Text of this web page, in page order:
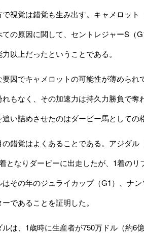
で視覚は錯覚も生み出す。キャメロッ
ての原因に関して、セントレジャーS（
以上だったということである。
因でキャメロットの可能性が薄められ
れもなく、その加速力は持久力勝負で
追い詰めさせたのはダービー馬としての
錯覚はよくあることである。アジダル
となりダービーに出走したが、1着の
はその年のジュライカップ（G1）、ナ
であることを証明した。
は、1歳時に生産者が750万ドル（約6